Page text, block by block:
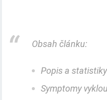
Obsah článku:
Popis a statistiky
Symptomy